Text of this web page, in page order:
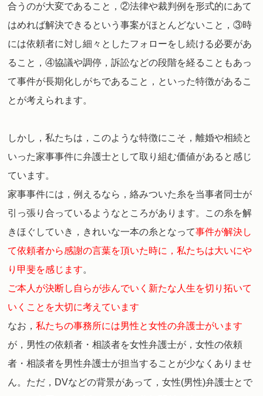
合うのが大変であること，②法律や裁判例を形式的にあて
はめれば解決できるという事案がほとんどないこと，③時
には依頼者に対し細々としたフォローをし続ける必要があ
ること，④協議や調停，訴訟などの段階を経ることもあっ
て事件が長期化しがちであること，といった特徴があるこ
とが考えられます。
しかし，私たちは，このような特徴にこそ，離婚や相続と
いった家事事件に弁護士として取り組む価値があると感じ
ています。
家事事件には，例えるなら，絡みついた糸を当事者同士が
引っ張り合っているようなところがあります。この糸を解
きほぐしていき，きれいな一本の糸となって事件が解決し
て依頼者から感謝の言葉を頂いた時に，私たちは大いにや
り甲斐を感じます。
ご本人が決断し自らが歩んでいく新たな人生を切り拓いて
いくことを大切に考えています
なお，私たちの事務所には男性と女性の弁護士がいます
が，男性の依頼者・相談者を女性弁護士が，女性の依頼
者・相談者を男性弁護士が担当することが少なくありませ
ん。 ただ，DVなどの背景があって，女性(男性)弁護士とで